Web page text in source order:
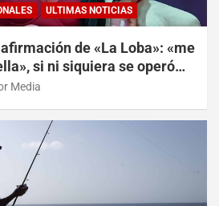
ULTIMAS NOTICIAS
de «La Loba»: «me
si ni siquiera se operó
Media